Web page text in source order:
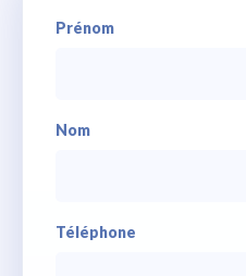
Prénom
Nom
Téléphone